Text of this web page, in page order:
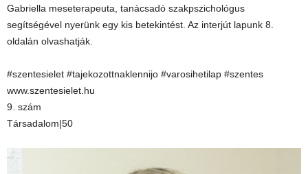
Gabriella meseterapeuta, tanácsadó szakpszichológus
segítségével nyerünk egy kis betekintést. Az interjút lapunk 8.
oldalán olvashatják.
#szentesielet #tajekozottnaklennijo #varosihetilap #szentes
www.szentesielet.hu
9. szám
Társadalom|50